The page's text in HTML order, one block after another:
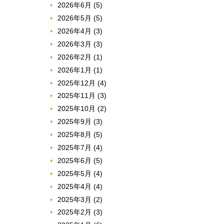
2026年6月 (5)
2026年5月 (5)
2026年4月 (3)
2026年3月 (3)
2026年2月 (1)
2026年1月 (1)
2025年12月 (4)
2025年11月 (3)
2025年10月 (2)
2025年9月 (3)
2025年8月 (5)
2025年7月 (4)
2025年6月 (5)
2025年5月 (4)
2025年4月 (4)
2025年3月 (2)
2025年2月 (3)